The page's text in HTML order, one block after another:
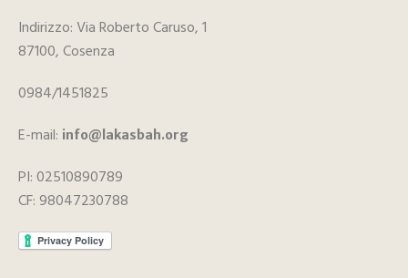
Indirizzo: Via Roberto Caruso, 1
87100, Cosenza
0984/1451825
E-mail: info@lakasbah.org
PI: 02510890789
CF: 98047230788